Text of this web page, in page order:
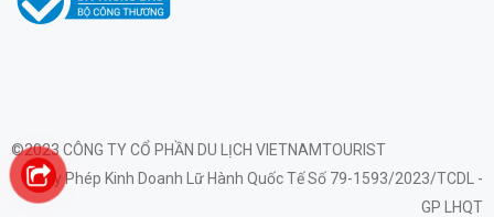
©2023 CÔNG TY CỔ PHẦN DU LỊCH VIETNAMTOURIST
Giấy Phép Kinh Doanh Lữ Hành Quốc Tế Số 79-1593/2023/TCDL -
GP LHQT